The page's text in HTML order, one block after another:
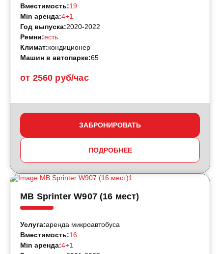
от 2560 руб/час
Вместимость:19
Min аренда:4+1
Год выпуска:2020-2022
Ремни:есть
Климат:кондиционер
Машин в автопарке:65
ЗАБРОНИРОВАТЬ
ПОДРОБНЕЕ
MB Sprinter W907 (16 мест)
Услуга:аренда микроавтобуса
Вместимость:16
Min аренда:4+1